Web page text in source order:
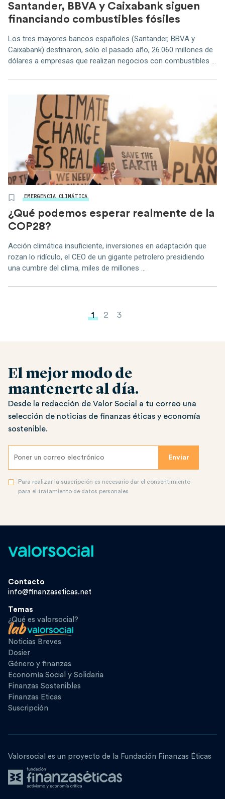
Santander, BBVA y Caixabank siguen
financiando combustibles fósiles
Los tres mayores bancos españoles (Santander, BBVA y
Caixabank) destinaron, sólo el pasado año, 26.060 millones de
dólares a empresas que realizan negocios con combustibles ...
EMERGENCIA CLIMÁTICA
¿Qué podemos esperar realmente de la
COP28?
Acción climática insuficiente, inversiones en adaptación que
rozan lo ridículo, el CEO de un gigante petrolero presidiendo
una cumbre del clima, miles de millones ...
Paginación de entradas
1 2 3
El mejor modo de
mantenerte al día.
Desde la redacción de Valor Social a tu correo una
selección de noticias de finanzas éticas y economía
sostenible.
Para realizar la suscripción es necesario dar el consentimiento
para el tratamiento de datos personales
Contacto
info@finanzaseticas.net
Temas
¿Qué es valorsocial?
Noticias Breves
Dosier
Género y finanzas
Economía Social y Solidaria
Finanzas Sostenibles
Finanzas Eticas
Suscripción
Valorsocial es un proyecto de la Fundación Finanzas Éticas